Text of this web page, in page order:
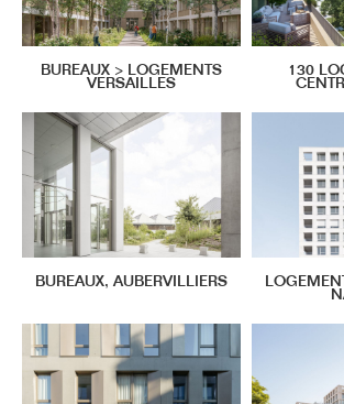
BUREAUX > LOGEMENTS
VERSAILLES
130
BUREAUX, AUBERVILLIERS